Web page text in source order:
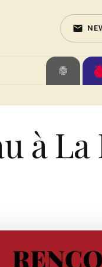
email
fingerprint
à La